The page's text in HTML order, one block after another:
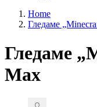
Home
Гледаме
Гледаме
Max